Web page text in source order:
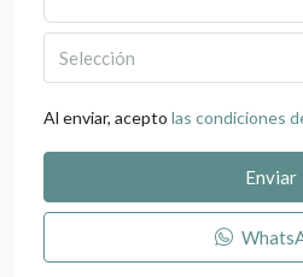
Selección
Al enviar, acepto las condiciones
Enviar